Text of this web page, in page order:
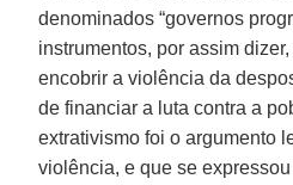
denominados “governos
instrumentos, por assim
encobrir a violência da
de financiar a luta contra a
extrativismo foi o argumento
violência, e que se